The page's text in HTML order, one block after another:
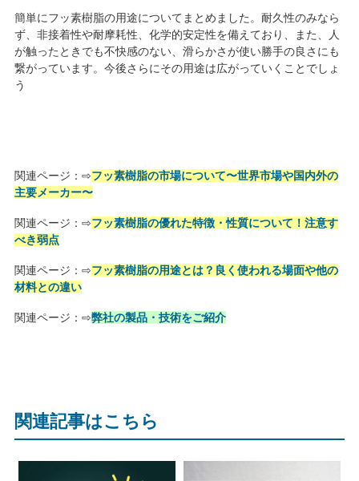
簡単にフッ素樹脂の用途についてまとめました。耐久性のみなら
ず、非接着性や耐摩耗性、化学的安定性を備えており、また、人
が触ったときでも不快感のない、滑らかさが使い勝手の良さにも
繋がっています。今後さらにその用途は広がっていくことでしょ
う
関連ページ：⇨フッ素樹脂の市場について〜世界市場や国内外の
主要メーカー〜
関連ページ：⇨フッ素樹脂の優れた特徴・性質について！注意す
べき弱点
関連ページ：⇨フッ素樹脂の用途とは？良く使われる場面や他の
材料との違い
関連ページ：⇨弊社の製品・技術をご紹介
関連記事はこちら